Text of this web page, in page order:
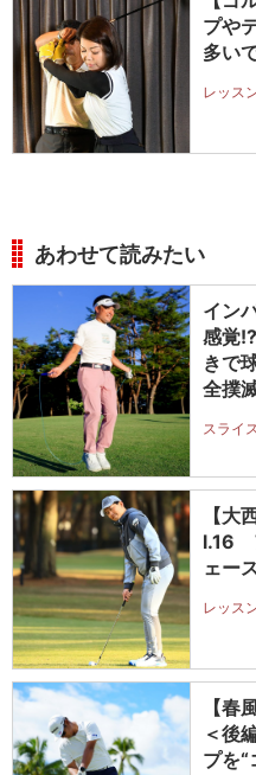
プや
多い
レッス
あわせて読みたい
イン
感覚
きで
全撲
スライ
【大
l.16
ェー
レッス
【春
＜後
プを“